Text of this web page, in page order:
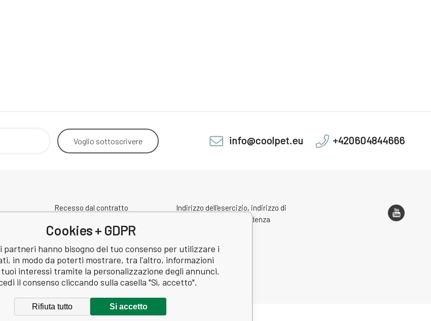
Voglio sottoscrivere info@coolpet.eu +420604844666
Recesso dal contratto
Condizioni di protezione dei dati
Revisione
Indirizzo dell'esercizio, indirizzo di
spedizione e corrispondenza
Cookies + GDPR
partneri hanno bisogno del tuo consenso per utilizzare i
in modo da poterti mostrare, tra l'altro, informazioni
interessi tramite la personalizzazione degli annunci.
il consenso cliccando sulla casella "Sì, accetto".
Rifiuta tutto Si accetto